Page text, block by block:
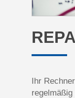
Ihr
regelmäßig